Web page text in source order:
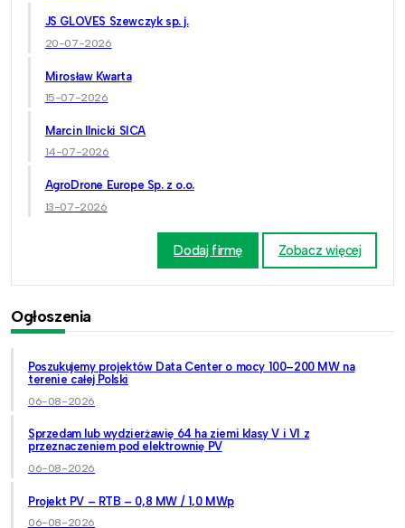
JS GLOVES Szewczyk sp. j.
20-07-2026
Mirosław Kwarta
15-07-2026
Marcin Ilnicki SICA
14-07-2026
AgroDrone Europe Sp. z o.o.
13-07-2026
Dodaj firmę Zobacz więcej
Ogłoszenia
Poszukujemy projektów Data Center o mocy 100–200 MW na
terenie całej Polski
06-08-2026
Sprzedam lub wydzierżawię 64 ha ziemi klasy V i VI z
przeznaczeniem pod elektrownię PV
06-08-2026
Projekt PV – RTB – 0,8 MW / 1,0 MWp
06-08-2026